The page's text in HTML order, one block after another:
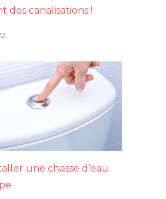
des canalisations !
une chasse d’eau